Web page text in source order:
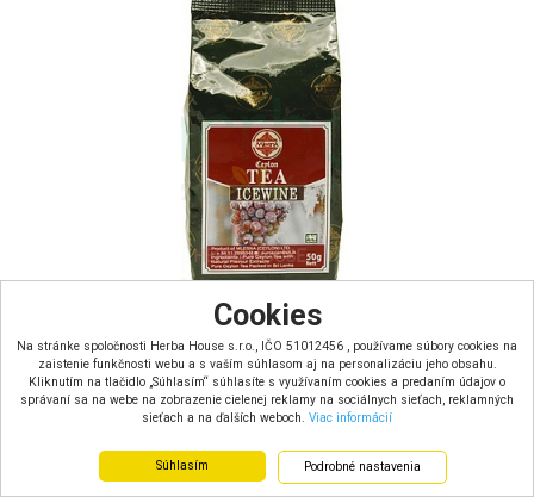
Cookies
Na stránke spoločnosti Herba House s.r.o., IČO 51012456 , používame súbory cookies na
zaistenie funkčnosti webu a s vaším súhlasom aj na personalizáciu jeho obsahu.
Kliknutím na tlačidlo „Súhlasím“ súhlasíte s využívaním cookies a predaním údajov o
správaní sa na webe na zobrazenie cielenej reklamy na sociálnych sieťach, reklamných
sieťach a na ďalších weboch. Viac informácií
Súhlasím Podrobné nastavenia
Mlesna Čierny čaj s príchuťou ľadového vína sypaný (50g)
Doručenie do: 1 - 4 dní
Hmotnosť pevného podielu: